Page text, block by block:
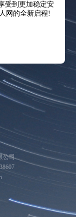
受到更加稳定安
网的全新启程!
公司